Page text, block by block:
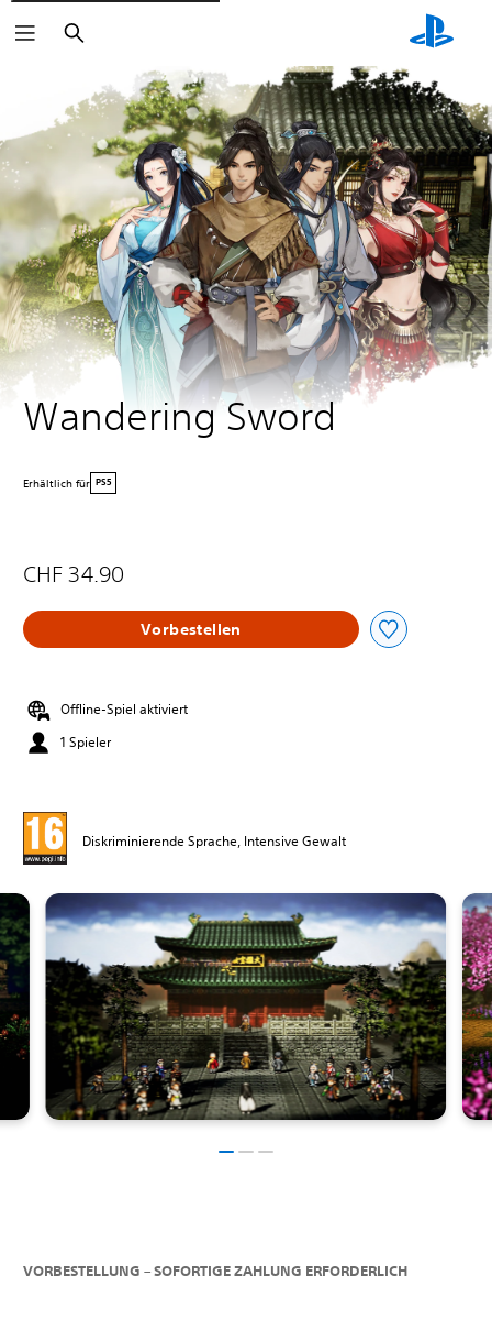
Suchen
Wandering Sword
Erhältlich für PS5
CHF 34.90
Vorbestellen
Offline-Spiel aktiviert
1 Spieler
Diskriminierende Sprache, Intensive Gewalt
VORBESTELLUNG – SOFORTIGE ZAHLUNG ERFORDERLICH